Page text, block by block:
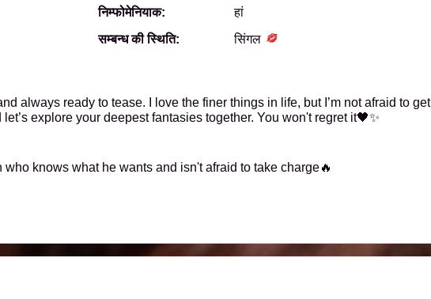
निम्फोमेनियाक:
हां
सम्बन्ध की स्थिति:
सिंगल
always ready to tease. I love the finer things in life, but I’m not afraid to get
explore your deepest fantasies together. You won't regret it🖤✨
knows what he wants and isn't afraid to take charge🔥